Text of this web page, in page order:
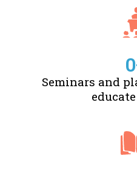
Seminars and
0